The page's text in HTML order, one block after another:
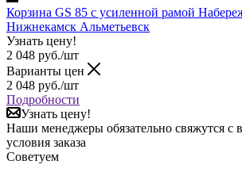
Корзина GS 85 с усиленной рамой
Нижнекамск Альметьевск
Узнать цену!
2 048 руб./шт
Варианты цен
2 048 руб./шт
Подробности
Узнать цену!
Наши менеджеры обязательно свяжутся с
условия заказа
Советуем